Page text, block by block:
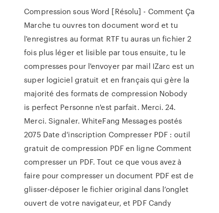
Compression sous Word [Résolu] - Comment Ça
Marche tu ouvres ton document word et tu
l'enregistres au format RTF tu auras un fichier 2
fois plus léger et lisible par tous ensuite, tu le
compresses pour l'envoyer par mail IZarc est un
super logiciel gratuit et en français qui gère la
majorité des formats de compression Nobody
is perfect Personne n'est parfait. Merci. 24.
Merci. Signaler. WhiteFang Messages postés
2075 Date d'inscription Compresser PDF : outil
gratuit de compression PDF en ligne Comment
compresser un PDF. Tout ce que vous avez à
faire pour compresser un document PDF est de
glisser-déposer le fichier original dans l’onglet
ouvert de votre navigateur, et PDF Candy